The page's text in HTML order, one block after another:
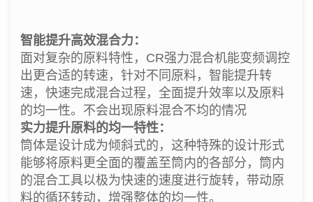
智能提升高效混合力：
面对复杂的原料特性，CR强力混合机能变频调控
出更合适的转速，针对不同原料，智能提升转
速，快速完成混合过程，全面提升效率以及原料
的均一性。不会出现原料混合不均的情况
实力提升原料的均一特性：
筒体是设计成为倾斜式的，这种特殊的设计形式
能够将原料更全面的覆盖至筒内的各部分，筒内
的混合工具以极为快速的速度进行旋转，带动原
料的循环转动，增强整体的均一性。